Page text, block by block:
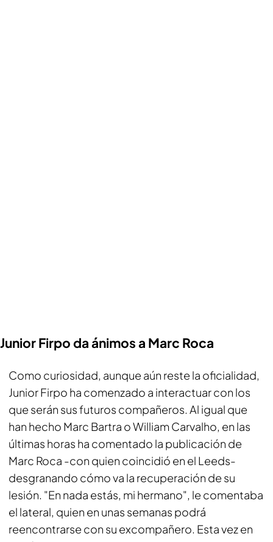
Junior Firpo da ánimos a Marc Roca
Como curiosidad, aunque aún reste la oficialidad,
Junior Firpo ha comenzado a interactuar con los
que serán sus futuros compañeros. Al igual que
han hecho Marc Bartra o William Carvalho, en las
últimas horas ha comentado la publicación de
Marc Roca -con quien coincidió en el Leeds-
desgranando cómo va la recuperación de su
lesión. "En nada estás, mi hermano", le comentaba
el lateral, quien en unas semanas podrá
reencontrarse con su excompañero. Esta vez en